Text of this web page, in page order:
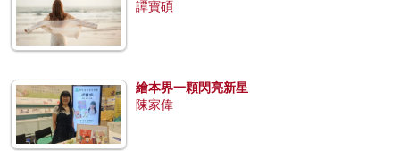
譚寶碩
繪本界一顆閃亮新星
陳家偉